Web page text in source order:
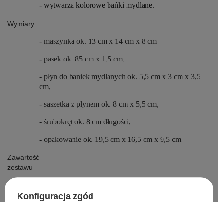
- wytwarza kolorowe bańki mydlane.
Wymiary
- maszynka ok. 13 cm x 14 cm x 8 cm
- pasek ok. 85 cm x 1,5 cm,
- płyn do baniek mydlanych ok. 5,5 cm x 3 cm x 3,5
cm,
- saszetka z płynem ok. 8 cm x 5,5 cm,
- śrubokręt ok. 8 cm długości,
- opakowanie ok. 19,5 cm x 16,5 cm x 9,5 cm.
Zawartość
zestawu
kaczuszki,
Konfiguracja zgód